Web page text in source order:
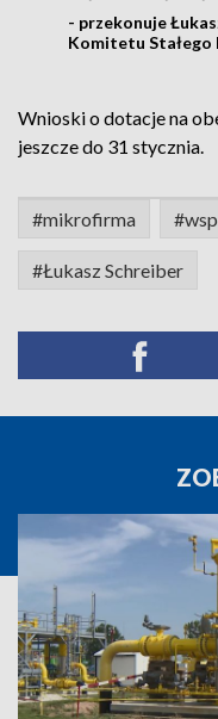
- przekonuje
Komitetu Stałego
Wnioski o dotacje na
jeszcze do 31 stycznia.
#mikrofirma
#Łukasz Schreiber